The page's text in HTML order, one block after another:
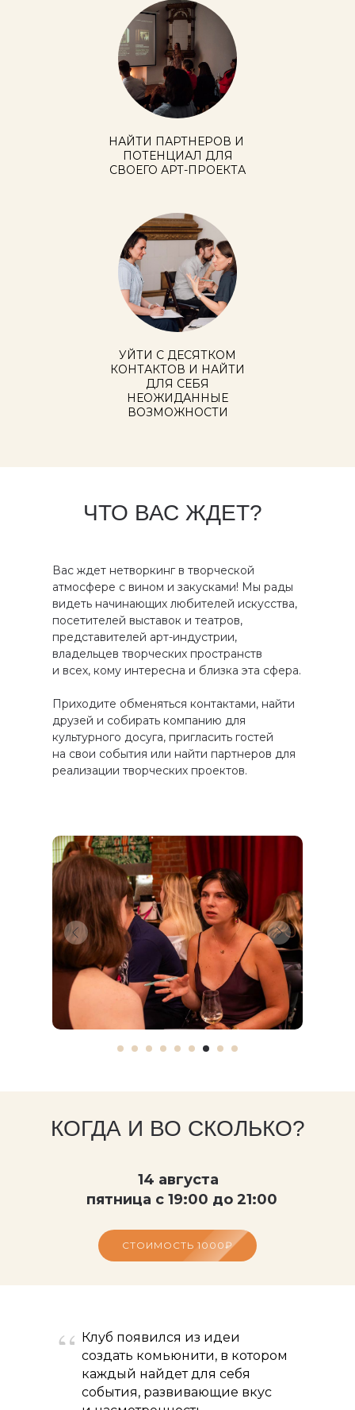
НАЙТИ ПАРТНЕРОВ И
ПОТЕНЦИАЛ ДЛЯ
СВОЕГО АРТ-ПРОЕКТА
УЙТИ С ДЕСЯТКОМ
КОНТАКТОВ И НАЙТИ
ДЛЯ СЕБЯ
НЕОЖИДАННЫЕ
ВОЗМОЖНОСТИ
Вас ждет нетворкинг в творческой
атмосфере с вином и закусками! Мы рады
видеть начинающих любителей искусства,
посетителей выставок и театров,
представителей арт-индустрии,
владельцев творческих пространств
и всех, кому интересна и близка эта сфера.
Приходите обменяться контактами, найти
друзей и собирать компанию для
культурного досуга, пригласить гостей
на свои события или найти партнеров для
реализации творческих проектов.
ЧТО ВАС ЖДЕТ?
пятница с 19:00 до 21:00
СТОИМОСТЬ 1000₽
14 августа
КОГДА И ВО СКОЛЬКО?
Клуб появился из идеи
создать комьюнити, в котором
каждый найдет для себя
события, развивающие вкус